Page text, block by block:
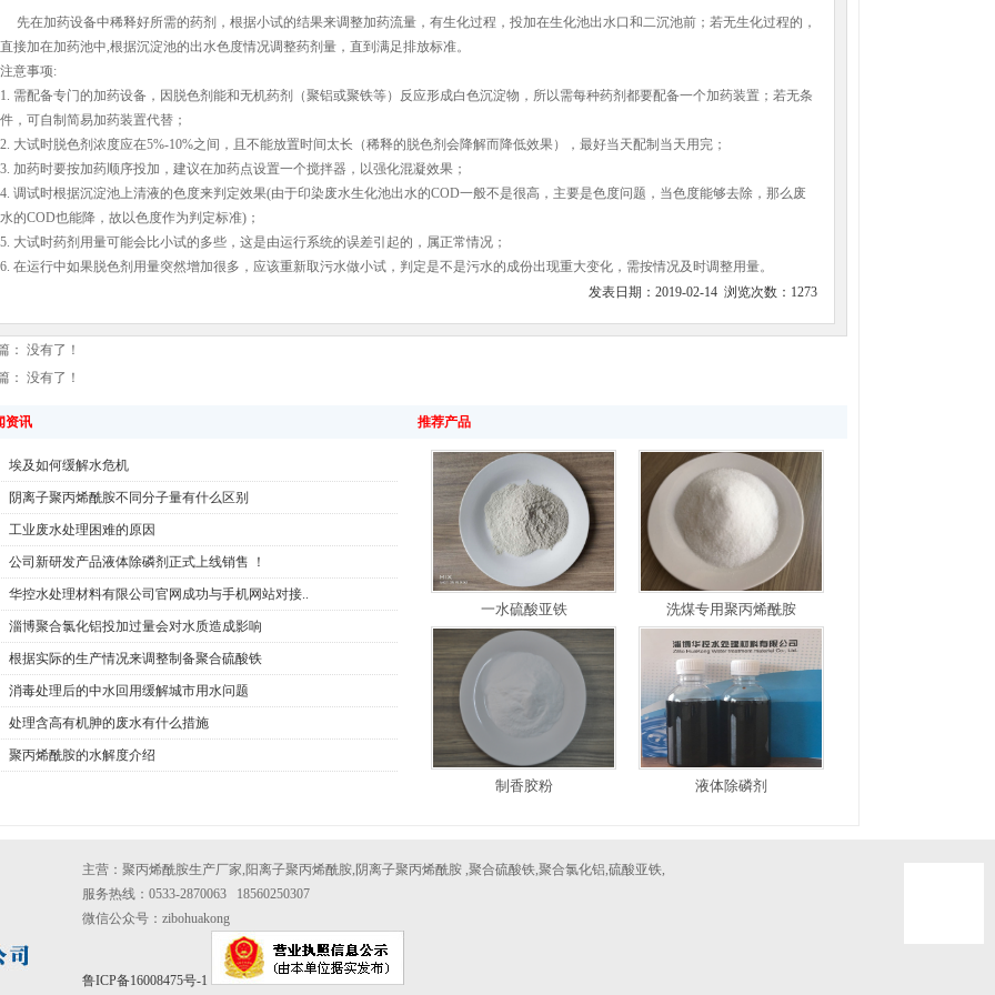
先在加药设备中稀释好所需的药剂，根据小试的结果来调整加药流量，有生化过程，投加在生化池出水口和二沉池前；若无生化过程的，
直接加在加药池中,根据沉淀池的出水色度情况调整药剂量，直到满足排放标准。
注意事项:
1. 需配备专门的加药设备，因脱色剂能和无机药剂（聚铝或聚铁等）反应形成白色沉淀物，所以需每种药剂都要配备一个加药装置；若无条
件，可自制简易加药装置代替；
2. 大试时脱色剂浓度应在5%-10%之间，且不能放置时间太长（稀释的脱色剂会降解而降低效果），最好当天配制当天用完；
3. 加药时要按加药顺序投加，建议在加药点设置一个搅拌器，以强化混凝效果；
4. 调试时根据沉淀池上清液的色度来判定效果(由于印染废水生化池出水的COD一般不是很高，主要是色度问题，当色度能够去除，那么废
水的COD也能降，故以色度作为判定标准) ；
5. 大试时药剂用量可能会比小试的多些，这是由运行系统的误差引起的，属正常情况；
6. 在运行中如果脱色剂用量突然增加很多，应该重新取污水做小试，判定是不是污水的成份出现重大变化，需按情况及时调整用量。
发表日期：2019-02-14 浏览次数： 1273
： 没有了！
： 没有了！
资讯
埃及如何缓解水危机
阴离子聚丙烯酰胺不同分子量有什么区别
工业废水处理困难的原因
公司新研发产品液体除磷剂正式上线销售 ！
华控水处理材料有限公司官网成功与手机网站对接..
淄博聚合氯化铝投加过量会对水质造成影响
根据实际的生产情况来调整制备聚合硫酸铁
消毒处理后的中水回用缓解城市用水问题
处理含高有机胂的废水有什么措施
聚丙烯酰胺的水解度介绍
推荐产品
一水硫酸亚铁 洗煤专用聚丙烯酰胺
制香胶粉 液体除磷剂
主营：聚丙烯酰胺生产厂家,阳离子聚丙烯酰胺,阴离子聚丙烯酰胺 ,聚合硫酸铁,聚合氯化铝,硫酸亚铁,
服务热线：0533-2870063 18560250307
微信公众号：zibohuakong
鲁ICP备16008475号-1